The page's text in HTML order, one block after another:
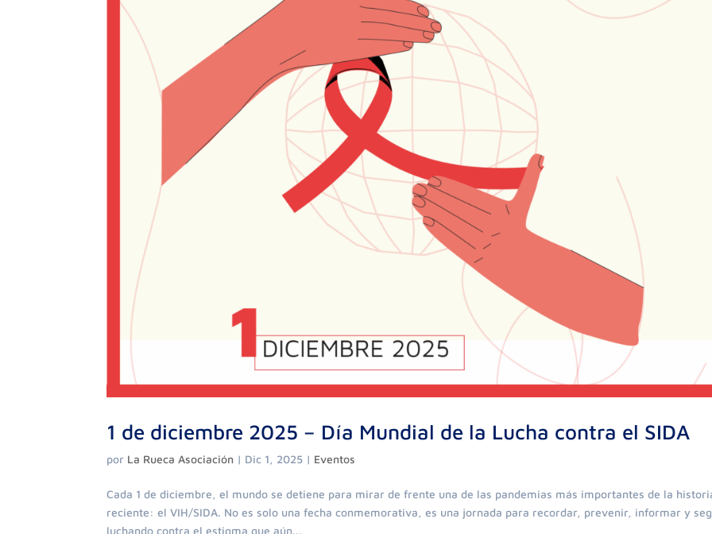
1 de diciembre 2025 – Día Mundial de la Lucha contra el SIDA
por La Rueca Asociación | Dic 1, 2025 | Eventos
Cada 1 de diciembre, el mundo se detiene para mirar de frente una de las pandemias más importantes de la
reciente: el VIH/SIDA. No es solo una fecha conmemorativa, es una jornada para recordar, prevenir, informar y
luchando contra el estigma que aún...